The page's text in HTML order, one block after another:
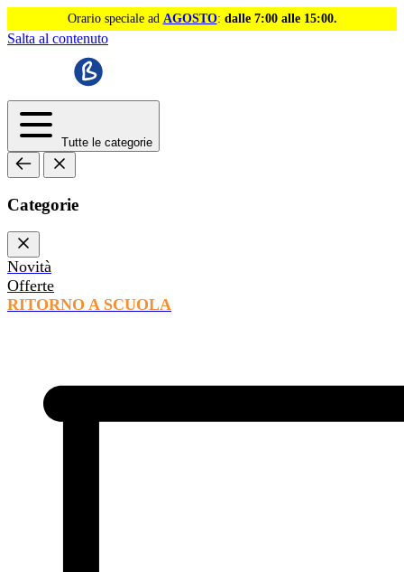
Orario speciale ad AGOSTO: dalle 7:00 alle 15:00.
Salta al contenuto
Tutte le categorie
Categorie
Novità
Offerte
RITORNO A SCUOLA